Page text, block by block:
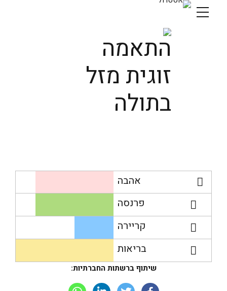
התאמה
זוגית מזל
בתולה
אהבה
פרנסה
קריירה
בריאות
שיתוף ברשתות החברתיות: